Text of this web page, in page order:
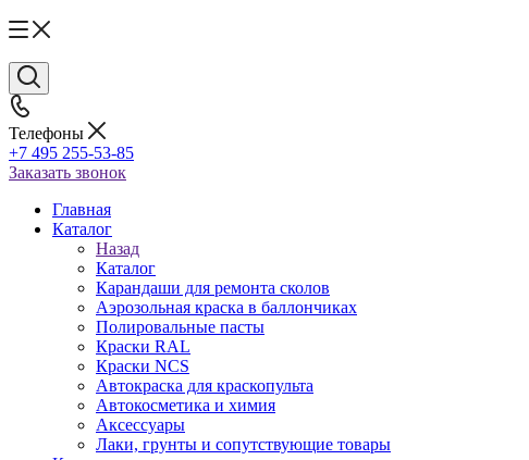
Телефоны
+7 495 255-53-85
Заказать звонок
Главная
Каталог
Назад
Каталог
Карандаши для ремонта сколов
Аэрозольная краска в баллончиках
Полировальные пасты
Краски RAL
Краски NCS
Автокраска для краскопульта
Автокосметика и химия
Аксессуары
Лаки, грунты и сопутствующие товары